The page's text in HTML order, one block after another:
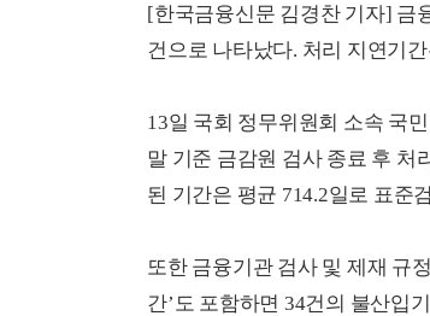
[한국금융신문 김경찬 기자] 금
건으로 나타났다. 처리 지연기
13일 국회 정무위원회 소속 국
말 기준 금감원 검사 종료 후 처
된 기간은 평균 714.2일로 표준
또한 금융기관 검사 및 제재 규
간’도 포함하면 34건의 불산입